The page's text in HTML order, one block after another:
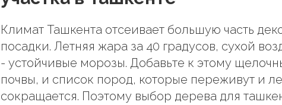
Климат Ташкента отсеивает большую часть
посадки. Летняя жара за 40 градусов, сухой
- устойчивые морозы. Добавьте к этому
почвы, и список пород, которые переживут и
сокращается. Поэтому выбор дерева для